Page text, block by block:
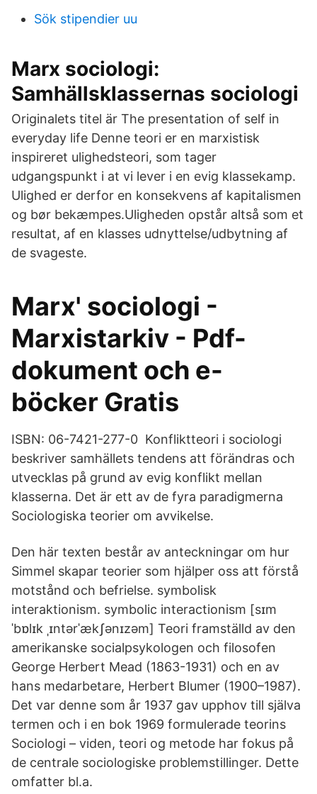
Sök stipendier uu
Marx sociologi:
Samhällsklassernas sociologi
Originalets titel är The presentation of self in
everyday life Denne teori er en marxistisk
inspireret ulighedsteori, som tager
udgangspunkt i at vi lever i en evig klassekamp.
Ulighed er derfor en konsekvens af kapitalismen
og bør bekæmpes.Uligheden opstår altså som et
resultat, af en klasses udnyttelse/udbytning af
de svageste.
Marx' sociologi -
Marxistarkiv - Pdf-
dokument och e-
böcker Gratis
ISBN: 06-7421-277-0 Konfliktteori i sociologi
beskriver samhällets tendens att förändras och
utvecklas på grund av evig konflikt mellan
klasserna. Det är ett av de fyra paradigmerna
Sociologiska teorier om avvikelse.
Den här texten består av anteckningar om hur
Simmel skapar teorier som hjälper oss att förstå
motstånd och befrielse. symbolisk
interaktionism. symbolic interactionism [sɪm
ˈbɒlɪk ˌɪntərˈækʃənɪzəm] Teori framställd av den
amerikanske socialpsykologen och filosofen
George Herbert Mead (1863-1931) och en av
hans medarbetare, Herbert Blumer (1900–1987).
Det var denne som år 1937 gav upphov till själva
termen och i en bok 1969 formulerade teorins
Sociologi – viden, teori og metode har fokus på
de centrale sociologiske problemstillinger. Dette
omfatter bl.a.